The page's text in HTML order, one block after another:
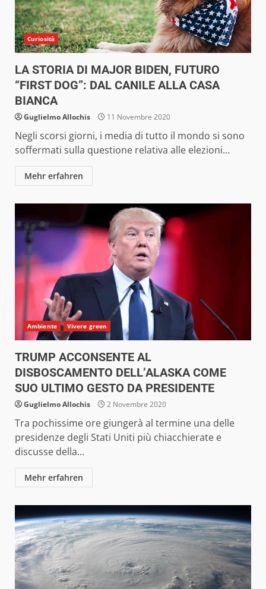
Curiosità
LA STORIA DI MAJOR BIDEN, FUTURO
“FIRST DOG”: DAL CANILE ALLA CASA
BIANCA
Guglielmo Allochis 11 Novembre 2020
Negli scorsi giorni, i media di tutto il mondo si sono
soffermati sulla questione relativa alle elezioni...
Mehr erfahren
Ambiente Vivere green
TRUMP ACCONSENTE AL
DISBOSCAMENTO DELL’ALASKA COME
SUO ULTIMO GESTO DA PRESIDENTE
Guglielmo Allochis 2 Novembre 2020
Tra pochissime ore giungerà al termine una delle
presidenze degli Stati Uniti più chiacchierate e
discusse della...
Mehr erfahren